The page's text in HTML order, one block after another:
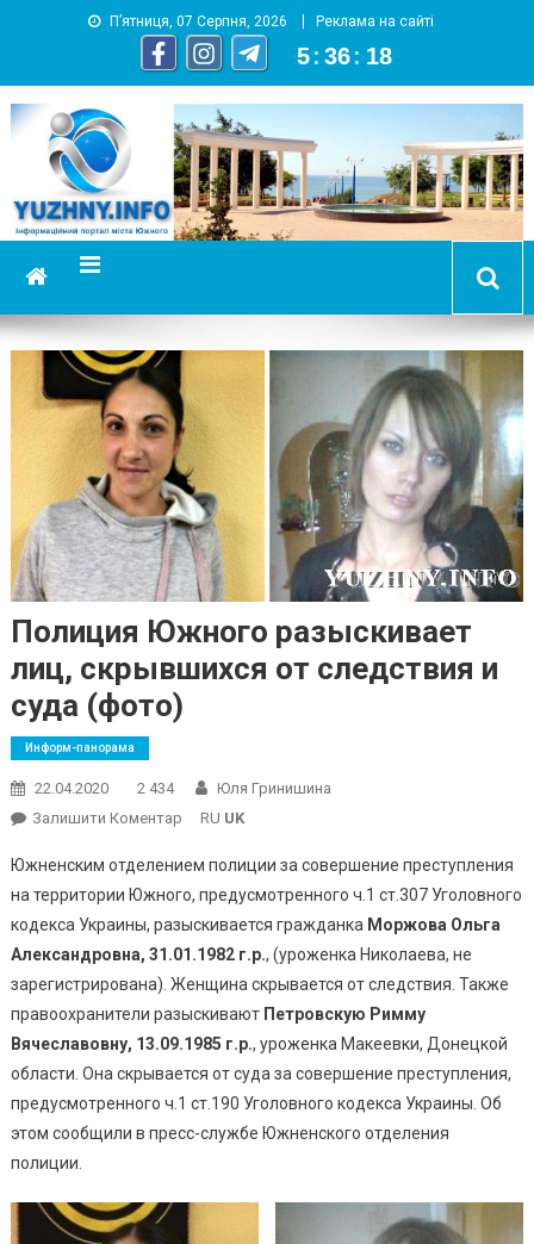
П’ятниця, 07 Серпня, 2026 Реклама на сайті
5 : 36 : 19
YUZHNY.INFO
информационный портал города Южный
Полиция Южного разыскивает
лиц, скрывшихся от следствия и
суда (фото)
Информ-панорама
22.04.2020 2 434
Юля Гринишина
Залишити КоментарOn
Южного
Разыскивает
Лиц,
Скрывшихся
От
Следствия
И
RU UK
Южненским отделением полиции за совершение преступления
на территории Южного, предусмотренного ч.1 ст.307 Уголовного
кодекса Украины, разыскивается гражданка Моржова Ольга
Александровна, 31.01.1982 г.р., (уроженка Николаева, не
зарегистрирована). Женщина скрывается от следствия. Также
правоохранители разыскивают Петровскую Римму
Вячеславовну, 13.09.1985 г.р., уроженка Макеевки, Донецкой
области. Она скрывается от суда за совершение преступления,
предусмотренного ч.1 ст.190 Уголовного кодекса Украины. Об
этом сообщили в пресс-службе Южненского отделения
полиции.